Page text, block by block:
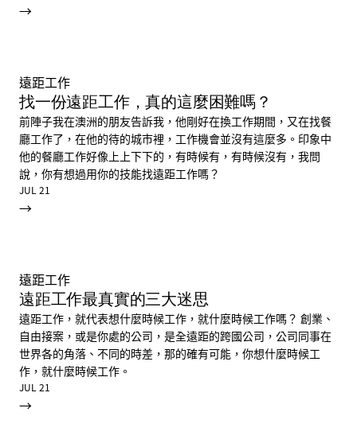
→
遠距工作
找一份遠距工作，真的這麼困難嗎？
前陣子我在澳洲的朋友告訴我，他剛好在換工作期間，又在找餐
廳工作了，在他的待的城市裡，工作機會並沒有這麼多。印象中
他的餐廳工作好像上上下下的，有時候有，有時候沒有，我問
說，你有想過用你的技能找遠距工作嗎？
JUL 21
→
遠距工作
遠距工作最真實的三大迷思
遠距工作，就代表想什麼時候工作，就什麼時候工作嗎？ 創業、
自由接案，或是你處的公司，是全遠距的跨國公司，公司同事在
世界各的角落、不同的時差，那的確有可能，你想什麼時候工
作，就什麼時候工作。
JUL 21
→